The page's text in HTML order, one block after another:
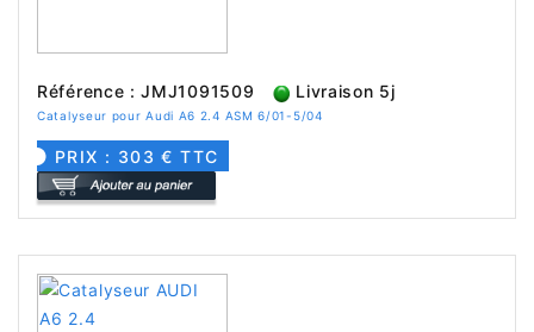
Référence : JMJ1091509 Livraison 5j
Catalyseur pour Audi A6 2.4 ASM 6/01-5/04
PRIX : 303 € TTC